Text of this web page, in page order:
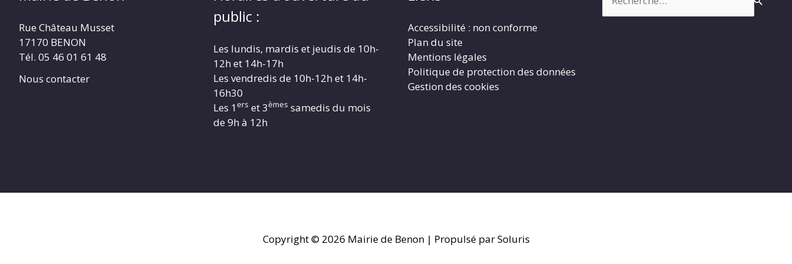
Rue Château Musset
17170 BENON
Tél. 05 46 01 61 48
Nous contacter
public :
Les lundis, mardis et jeudis de 10h-
12h et 14h-17h
Les vendredis de 10h-12h et 14h-
16h30
Les 1 ers et 3èmes samedis du mois
de 9h à 12h
Accessibilité : non conforme
Plan du site
Mentions légales
Politique de protection des données
Gestion des cookies
Copyright © 2026 Mairie de Benon| Propulsé par Soluris